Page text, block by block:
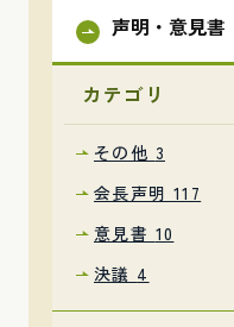
声明・意見書
カテゴリ
その他 3
会長声明 117
意見書 10
決議 4